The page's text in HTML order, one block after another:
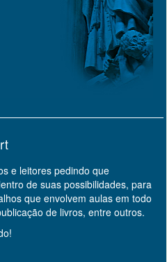
e leitores pedindo que
de suas possibilidades, para
que envolvem aulas em todo
de livros, entre outros.